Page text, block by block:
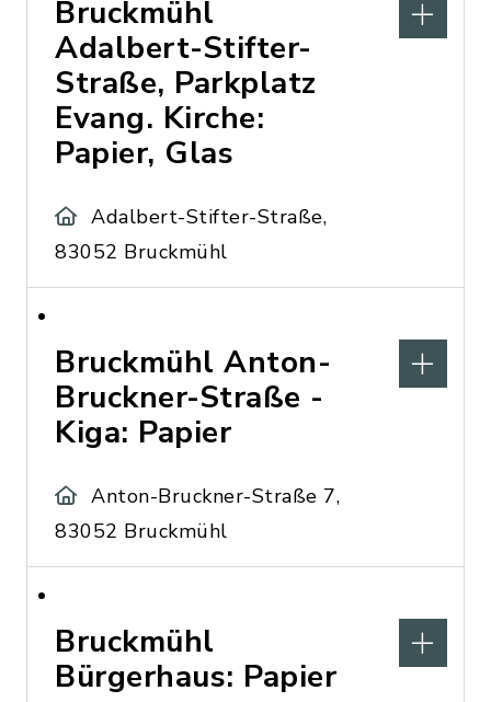
Bruckmühl
Adalbert-Stifter-
Straße, Parkplatz
Evang. Kirche:
Papier, Glas
Adalbert-Stifter-Straße,
83052 Bruckmühl
Bruckmühl Anton-
Bruckner-Straße -
Kiga: Papier
Anton-Bruckner-Straße 7,
83052 Bruckmühl
Bruckmühl
Bürgerhaus: Papier